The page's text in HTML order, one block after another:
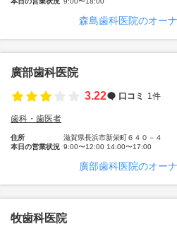
森島歯科医院のオー
廣部歯科医院
3.22
口コミ 1件
歯科・歯医者
住所
滋賀県長浜市新栄町６４０－４
本日の営業状況 9:00〜12:00 14:00〜17:00
廣部歯科医院のオー
牧歯科医院